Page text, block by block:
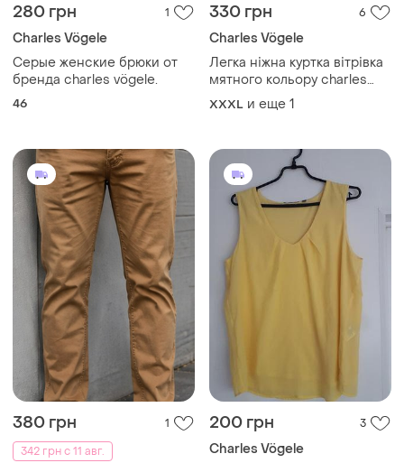
280 грн 1
Charles Vögele
Серые женские брюки от
бренда charles vögele.
46
330 грн 6
Charles Vögele
Легка ніжна куртка вітрівка
мятного кольору charles
vogele
XXXL и еще 1
380 грн
1
342 грн с 11 авг.
200 грн 3
Charles Vögele